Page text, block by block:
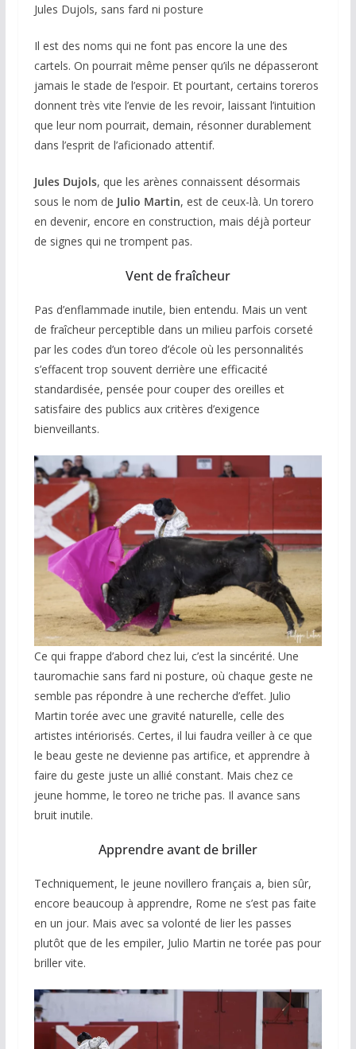
Jules Dujols, sans fard ni posture
Il est des noms qui ne font pas encore la une des
cartels. On pourrait même penser qu’ils ne dépasseront
jamais le stade de l’espoir. Et pourtant, certains toreros
donnent très vite l’envie de les revoir, laissant l’intuition
que leur nom pourrait, demain, résonner durablement
dans l’esprit de l’aficionado attentif.
Jules Dujols, que les arènes connaissent désormais
sous le nom de Julio Martin, est de ceux-là. Un torero
en devenir, encore en construction, mais déjà porteur
de signes qui ne trompent pas.
Vent de fraîcheur
Pas d’enflammade inutile, bien entendu. Mais un vent
de fraîcheur perceptible dans un milieu parfois corseté
par les codes d’un toreo d’école où les personnalités
s’effacent trop souvent derrière une efficacité
standardisée, pensée pour couper des oreilles et
satisfaire des publics aux critères d’exigence
bienveillants.
Ce qui frappe d’abord chez lui, c’est la sincérité. Une
tauromachie sans fard ni posture, où chaque geste ne
semble pas répondre à une recherche d’effet. Julio
Martin torée avec une gravité naturelle, celle des
artistes intériorisés. Certes, il lui faudra veiller à ce que
le beau geste ne devienne pas artifice, et apprendre à
faire du geste juste un allié constant. Mais chez ce
jeune homme, le toreo ne triche pas. Il avance sans
bruit inutile.
Apprendre avant de briller
Techniquement, le jeune novillero français a, bien sûr,
encore beaucoup à apprendre, Rome ne s’est pas faite
en un jour. Mais avec sa volonté de lier les passes
plutôt que de les empiler, Julio Martin ne torée pas pour
briller vite.